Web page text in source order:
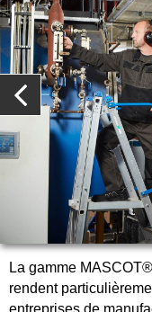
La gamme
rendent
entreprises de